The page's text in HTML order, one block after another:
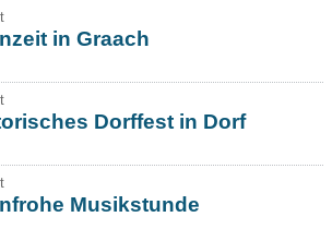
in Graach
Dorffest in Dorf
Musikstunde